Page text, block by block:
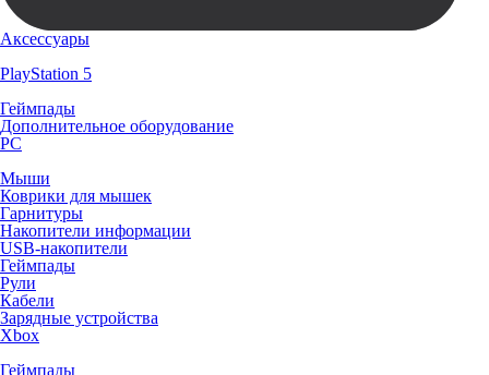
Аксессуары
PlayStation 5
Геймпады
Дополнительное оборудование
PC
Мыши
Коврики для мышек
Гарнитуры
Накопители информации
USB-накопители
Геймпады
Рули
Кабели
Зарядные устройства
Xbox
Геймпады